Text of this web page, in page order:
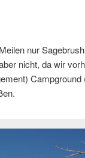
nur
nicht, da wir
Campground